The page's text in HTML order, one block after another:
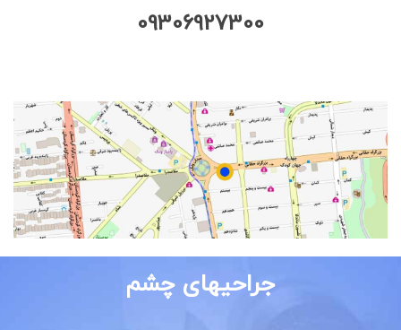
09306927300
جراحیهای چشم